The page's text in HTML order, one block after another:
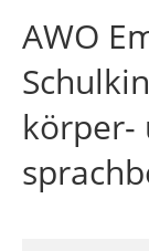
AWO
körper-